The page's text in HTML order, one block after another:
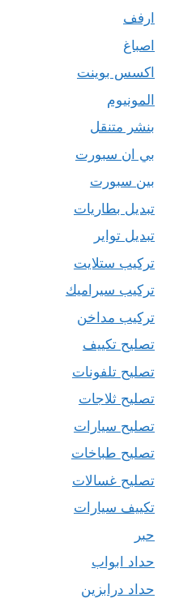
ارفف
اصباغ
اكسس بوينت
المونيوم
بنشر متنقل
بي ان سبورت
بين سبورت
تبديل بطاريات
تبديل تواير
تركيب ستلايت
تركيب سيراميك
تركيب مداخن
تصليح تكييف
تصليح تلفونات
تصليح ثلاجات
تصليح سيارات
تصليح طباخات
تصليح غسالات
تكييف سيارات
حبر
حداد ابواب
حداد درابزين